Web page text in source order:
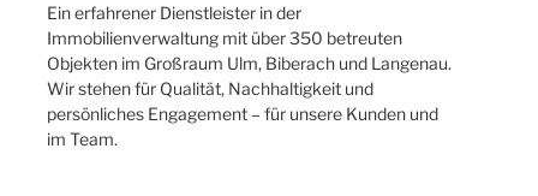
Ein erfahrener Dienstleister in der
Immobilienverwaltung mit über 350 betreuten
Objekten im Großraum Ulm, Biberach und Langenau.
Wir stehen für Qualität, Nachhaltigkeit und
persönliches Engagement – für unsere Kunden und
im Team.